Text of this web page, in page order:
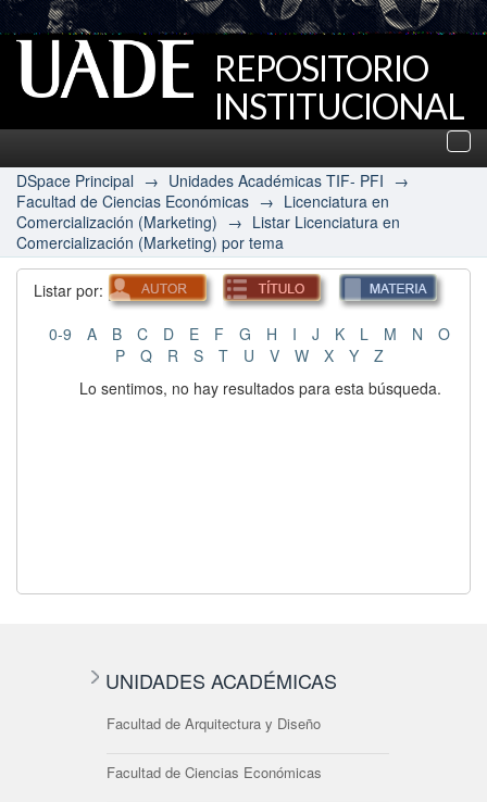
REPOSITORIO
INSTITUCIONAL
UADE
DSpace Principal → Unidades Académicas TIF- PFI →
Facultad de Ciencias Económicas → Licenciatura en
Comercialización (Marketing) → Listar Licenciatura en
Comercialización (Marketing) por tema
Listar por:
0-9 A B C D E F G H I J K L M N
O
P
Q R S T U V W X Y
Z
Lo sentimos, no hay resultados para esta búsqueda.
UNIDADES ACADÉMICAS
Facultad de Arquitectura y Diseño
Facultad de Ciencias Económicas